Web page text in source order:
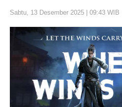
Sabtu, 13 Desember 2025 | 09:43 WIB